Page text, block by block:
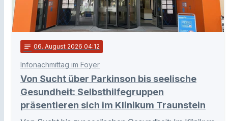
notes 06. August 2026 04:12
Infonachmittag im Foyer
Von Sucht über Parkinson bis seelische
Gesundheit: Selbsthilfegruppen
präsentieren sich im Klinikum Traunstein